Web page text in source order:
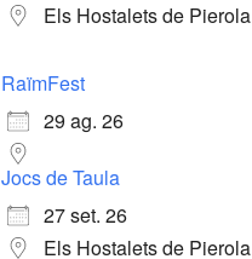
Els Hostalets de Pierola
RaïmFest
29 ag. 26
Jocs de Taula
27 set. 26
Els Hostalets de Pierola